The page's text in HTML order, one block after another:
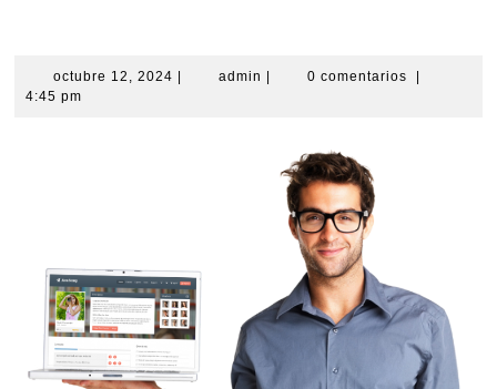
octubre 12, 2024 octubreadmin admin 0 comentarios
4:45 pm